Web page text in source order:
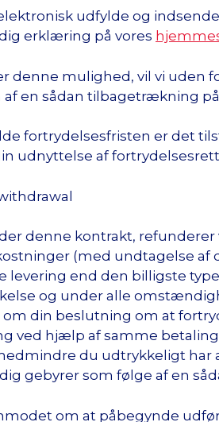
udfylde og
erklæring på vores
denne mulighed, vil vi uden
en sådan tilbagetrækning
fortrydelsesfristen er det
udnyttelse af
denne kontrakt,
(med undtagelse af
levering end den billigste
og under alle
din beslutning om at
ved hjælp af samme
du udtrykkeligt
gebyrer som følge af en
om at påbegynde